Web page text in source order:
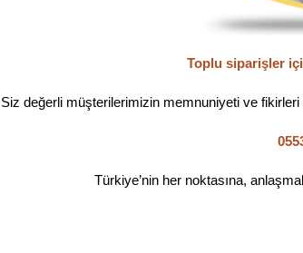
Toplu siparişler
Siz değerli müşterilerimizin memnuniyeti ve
Türkiye’nin her noktasına,